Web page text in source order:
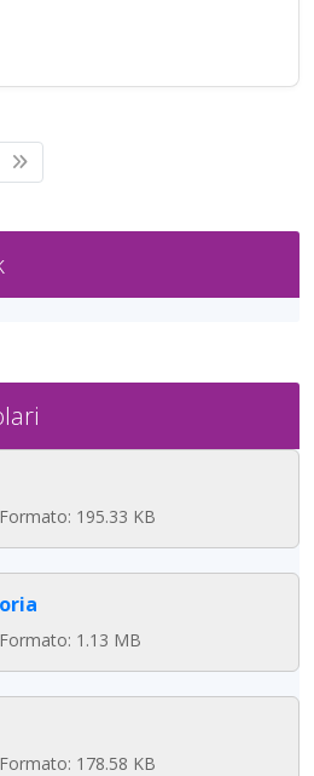
195.33 KB
1.13 MB
178.58 KB